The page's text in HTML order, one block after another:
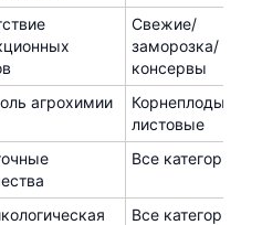
Свежие/
заморозка/
консервы
агрохимии
Корнеплоды,
листовые
Все категории
Все категории